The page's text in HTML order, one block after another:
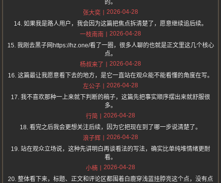
的。
张大奕
2026-04-28
14. 如果我是路人用户，我会因为这篇把焦点拆清楚了，愿意继续追后续。
一枝南南
2026-04-28
15. 我刚去黑子网https://hz.one/看了一圈，很多人聊的也就是正文里这几个核心
点。
杨叔来了
2026-04-28
16. 这篇最让我愿意看下去的地方，是它一直站在观众能不能看懂的角度在写。
左公子
2026-04-28
17. 我不喜欢那种一上来就下判断的稿子，这篇先把事实顺序摆出来就舒服很
多。
行简
2026-04-28
18. 看完之后我会更想关注后续，因为它把现在到了哪一步说清楚了。
浪子辉
2026-04-28
19. 站在观众立场说，这种先讲明白再谈看法的写法，确实比单纯堆情绪更耐
看。
小楠
2026-04-28
20. 整体看下来，标题、正文和评论区都围着白鹿穿浅蓝挂脖亮这个点，没有点